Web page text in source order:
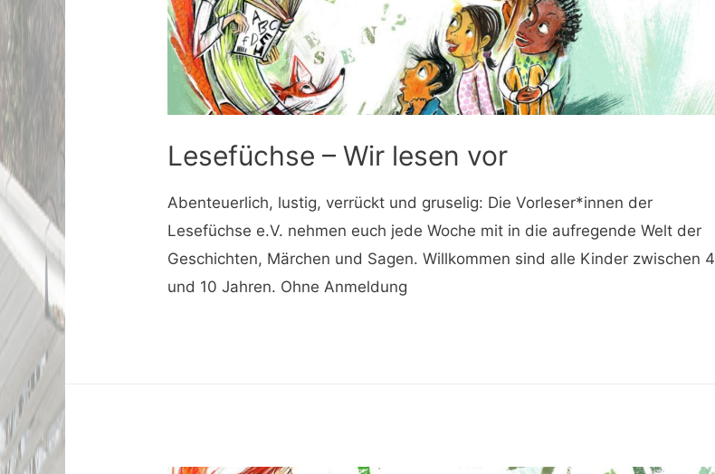
Lesefüchse – Wir lesen vor
Abenteuerlich, lustig, verrückt und gruselig: Die Vorleser*innen der
Lesefüchse e.V. nehmen euch jede Woche mit in die aufregende Welt der
Geschichten, Märchen und Sagen. Willkommen sind alle Kinder zwischen 4
und 10 Jahren. Ohne Anmeldung